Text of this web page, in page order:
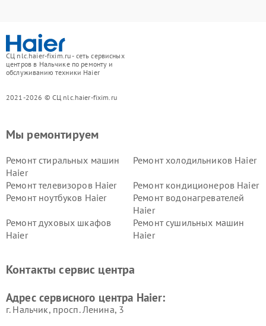
СЦ nlc.haier-fixim.ru - сеть сервисных
центров в Нальчике по ремонту и
обслуживанию техники Haier
2021-2026 © СЦ nlc.haier-fixim.ru
Мы ремонтируем
Ремонт стиральных машин
Haier
Ремонт холодильников Haier
Ремонт телевизоров Haier
Ремонт кондиционеров Haier
Ремонт ноутбуков Haier
Ремонт водонагревателей
Haier
Ремонт духовых шкафов
Haier
Ремонт сушильных машин
Haier
Ремонт роботов-пылесосов
Ремонт посудомоечных
Контакты сервис центра
Адрес сервисного центра Haier:
г. Нальчик, просп. Ленина, 3